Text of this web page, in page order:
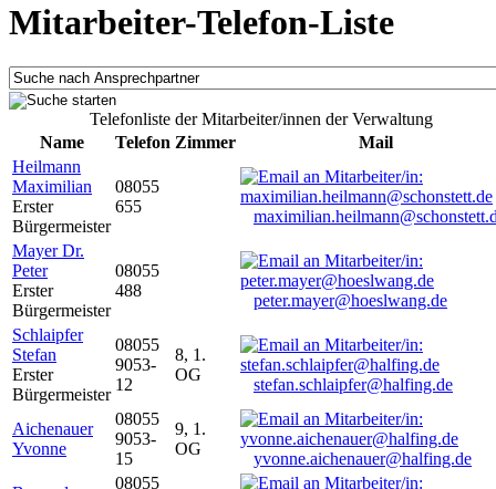
Mitarbeiter-Telefon-Liste
Telefonliste der Mitarbeiter/innen der Verwaltung
Name
Telefon Zimmer
Mail
Heilmann
Maximilian
Erster
Bürgermeister
08055
655
Mayer Dr.
Peter
Erster
Bürgermeister
08055
488
peter.mayer@hoeslwang.de
Schlaipfer
Stefan
Erster
Bürgermeister
08055
9053-
12
8, 1.
OG
stefan.schlaipfer@halfing.de
Aichenauer
Yvonne
08055
9053-
15
9, 1.
OG
yvonne.aichenauer@halfing.de
08055